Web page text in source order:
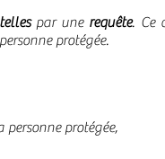
par une requête. Ce
protégée.
protégée,